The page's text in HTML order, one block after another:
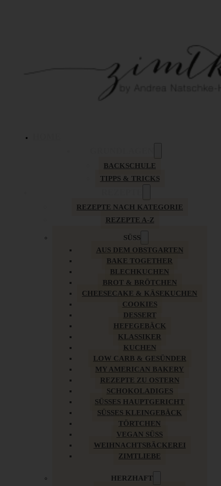
BACKSCHULE
TIPPS & TRICKS
REZEPTE NACH KATEGORIE
REZEPTE A-Z
SÜSS
AUS DEM OBSTGARTEN
BAKE TOGETHER
BLECHKUCHEN
BROT & BRÖTCHEN
CHEESECAKE & KÄSEKUCHEN
COOKIES
DESSERT
HEFEGEBÄCK
KLASSIKER
KUCHEN
LOW CARB & GESÜNDER
MY AMERICAN BAKERY
REZEPTE ZU OSTERN
SCHOKOLADIGES
SÜSSES HAUPTGERICHT
SÜSSES KLEINGEBÄCK
TÖRTCHEN
VEGAN SÜSS
WEIHNACHTSBÄCKEREI
ZIMTLIEBE
HERZHAFT